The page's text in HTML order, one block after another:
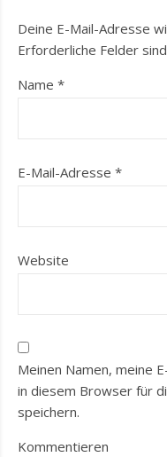
Deine E-Mail-Adresse
Erforderliche Felder
Name *
E-Mail-Adresse *
Website
Meinen Namen, meine
in diesem Browser für
speichern.
Kommentieren